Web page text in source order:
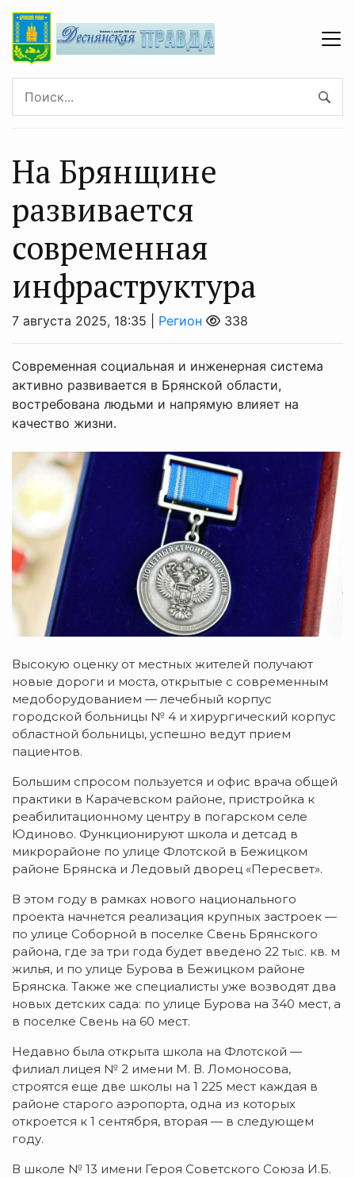
На Брянщине
развивается
современная
инфраструктура
7 августа 2025, 18:35 | Регион 338
Современная социальная и инженерная система
активно развивается в Брянской области,
востребована людьми и напрямую влияет на
качество жизни.
Высокую оценку от местных жителей получают
новые дороги и моста, открытые с современным
медоборудованием — лечебный корпус
городской больницы № 4 и хирургический корпус
областной больницы, успешно ведут прием
пациентов.
Большим спросом пользуется и офис врача общей
практики в Карачевском районе, пристройка к
реабилитационному центру в погарском селе
Юдиново. Функционируют школа и детсад в
микрорайоне по улице Флотской в Бежицком
районе Брянска и Ледовый дворец «Пересвет».
В этом году в рамках нового национального
проекта начнется реализация крупных застроек —
по улице Соборной в поселке Свень Брянского
района, где за три года будет введено 22 тыс. кв. м
жилья, и по улице Бурова в Бежицком районе
Брянска. Также же специалисты уже возводят два
новых детских сада: по улице Бурова на 340 мест, а
в поселке Свень на 60 мест.
Недавно была открыта школа на Флотской —
филиал лицея № 2 имени М. В. Ломоносова,
строятся еще две школы на 1 225 мест каждая в
районе старого аэропорта, одна из которых
откроется к 1 сентября, вторая — в следующем
году.
В школе № 13 имени Героя Советского Союза И.Б.